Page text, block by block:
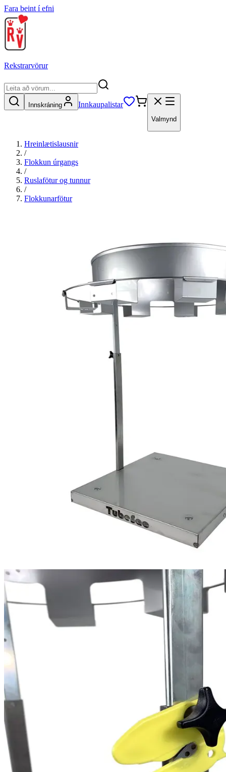
Fara beint í efni
Rekstrarvörur
Innskráning Innkaupalistar
Valmynd
Hreinlætislausnir
/
Flokkun úrgangs
/
Ruslafötur og tunnur
/
Flokkunarfötur